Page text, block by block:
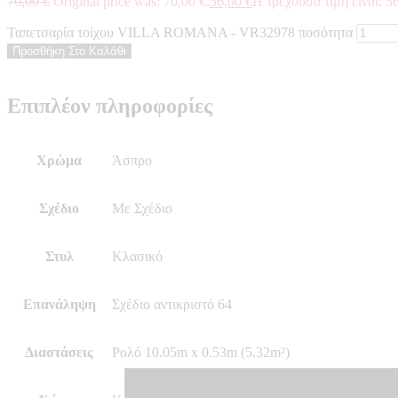
Ταπετσαρία τοίχου VILLA ROMANA - VR32978 ποσότητα
Προσθήκη Στο Καλάθι
Επιπλέον πληροφορίες
Χρώμα Άσπρο
Σχέδιο Με Σχέδιο
Στυλ Κλασικό
Επανάληψη Σχέδιο αντικριστό 64
Διαστάσεις Ρολό 10.05m x 0.53m (5.32m²)